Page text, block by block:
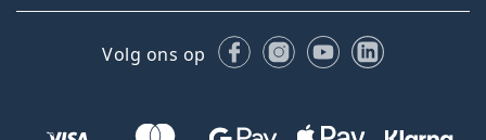
Volg ons op FacebookInstagram
YouTubeLinkedIn